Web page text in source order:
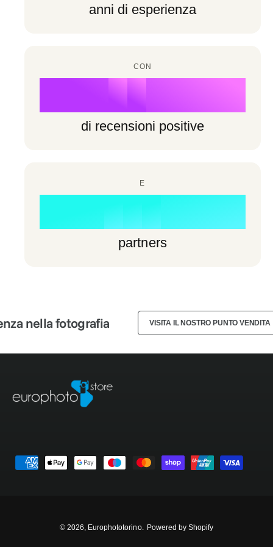
6
8
9
6
8
9
anni di esperienza
CON
7
9
3
4
5
6
8
9
%
di recensioni positive
E
1
2
4
5
6
8
0
1
3
4
7
9
0
1
3
4
7
9
+
partners
nella fotografia VISITA IL NOSTRO PUNTO VENDITA
© 2026, Europhototorino. Powered by Shopify